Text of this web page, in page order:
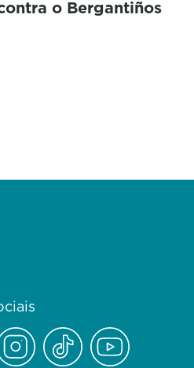
o Bergantiños